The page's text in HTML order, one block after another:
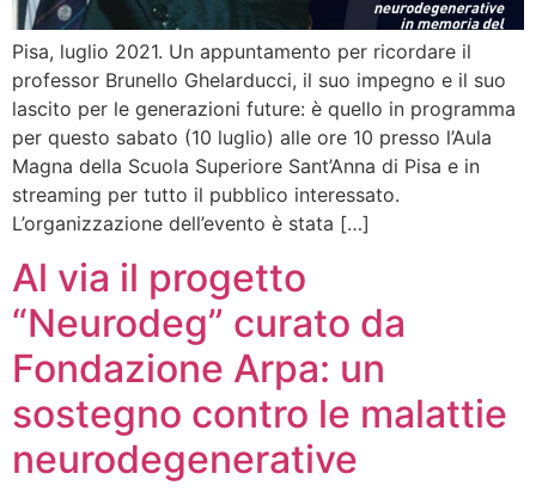
Pisa, luglio 2021. Un appuntamento per ricordare il
professor Brunello Ghelarducci, il suo impegno e il suo
lascito per le generazioni future: è quello in programma
per questo sabato (10 luglio) alle ore 10 presso l’Aula
Magna della Scuola Superiore Sant’Anna di Pisa e in
streaming per tutto il pubblico interessato.
L’organizzazione dell’evento è stata […]
Al via il progetto
“Neurodeg” curato da
Fondazione Arpa: un
sostegno contro le malattie
neurodegenerative